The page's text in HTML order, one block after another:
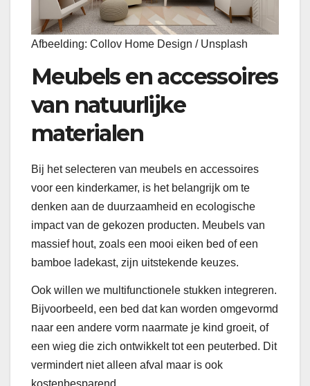
Afbeelding: Collov Home Design / Unsplash
Meubels en accessoires
van natuurlijke
materialen
Bij het selecteren van meubels en accessoires
voor een kinderkamer, is het belangrijk om te
denken aan de duurzaamheid en ecologische
impact van de gekozen producten. Meubels van
massief hout, zoals een mooi eiken bed of een
bamboe ladekast, zijn uitstekende keuzes.
Ook willen we multifunctionele stukken integreren.
Bijvoorbeeld, een bed dat kan worden omgevormd
naar een andere vorm naarmate je kind groeit, of
een wieg die zich ontwikkelt tot een peuterbed. Dit
vermindert niet alleen afval maar is ook
kostenbesparend.